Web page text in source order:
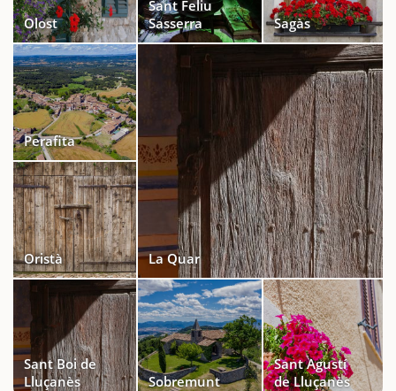
Olost
Sant Feliu
Sasserra
Sagàs
Perafita
Oristà La Quar
Sant Boi de
Lluçanès
Sobremunt
Sant Agustí
de Lluçanès